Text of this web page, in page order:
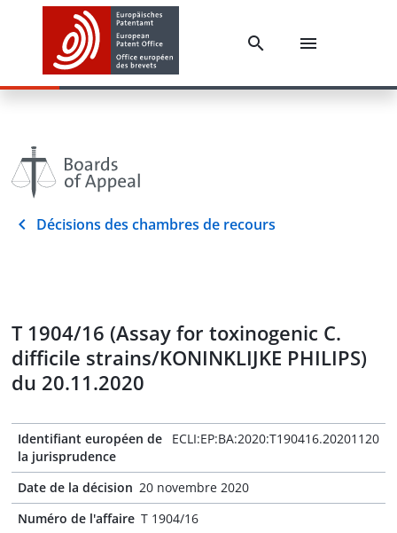
Décisions des chambres de recours
T 1904/16 (Assay for toxinogenic C.
difficile strains/KONINKLIJKE PHILIPS)
du 20.11.2020
Identifiant européen de
la jurisprudence
ECLI:EP:BA:2020:T190416.20201120
Date de la décision 20 novembre 2020
Numéro de l'affaire T 1904/16